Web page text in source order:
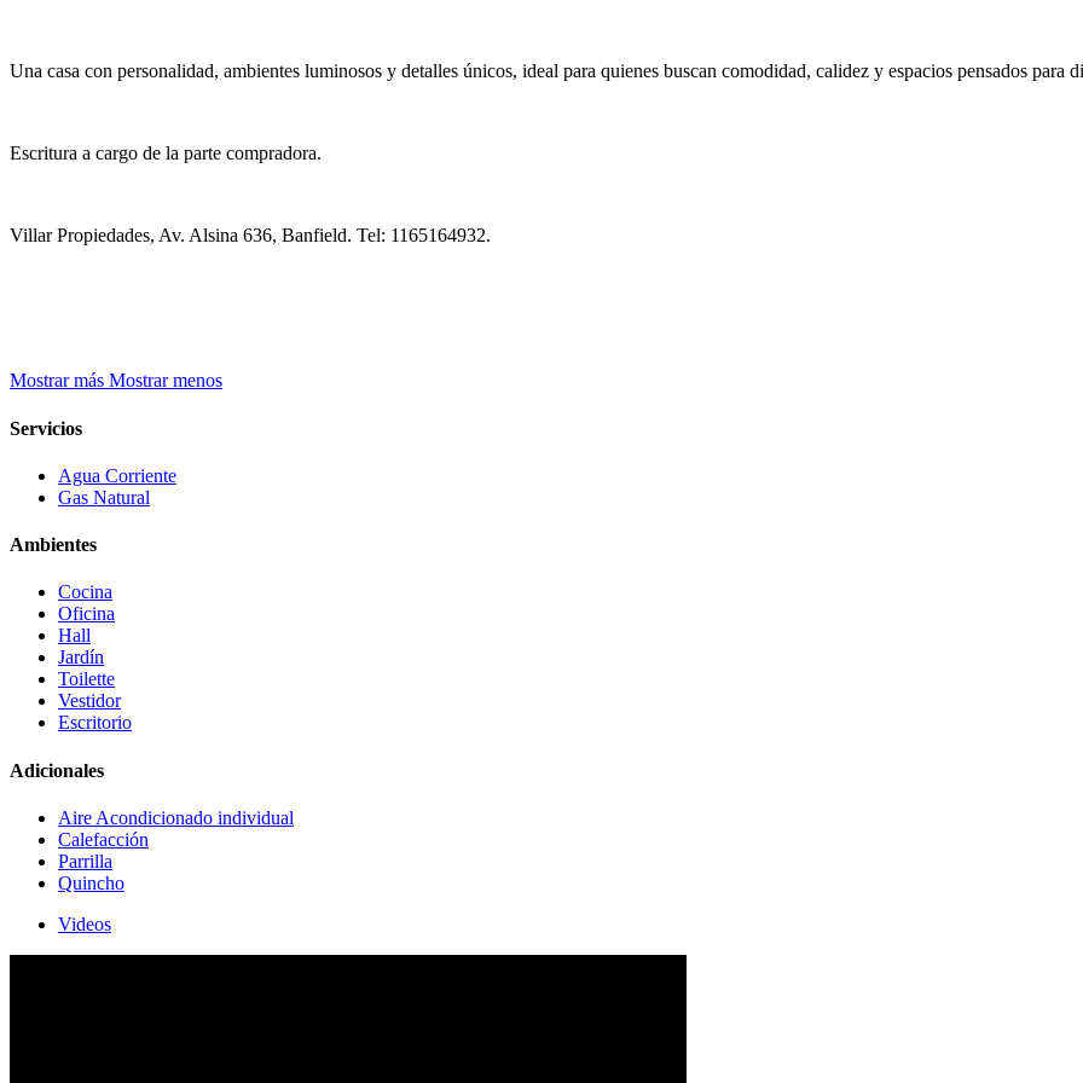
Una casa con personalidad, ambientes luminosos y detalles únicos, ideal para quienes buscan comodidad, calidez y espacios pensados para
Escritura a cargo de la parte compradora.
Villar Propiedades, Av. Alsina 636, Banfield. Tel: 1165164932.
Mostrar más Mostrar menos
Servicios
Agua Corriente
Gas Natural
Ambientes
Cocina
Oficina
Hall
Jardín
Toilette
Vestidor
Escritorio
Adicionales
Aire Acondicionado individual
Calefacción
Parrilla
Quincho
Videos